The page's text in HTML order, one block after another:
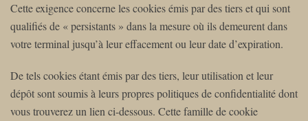
Cette exigence concerne les cookies émis par des tiers et qui sont
qualifiés de « persistants » dans la mesure où ils demeurent dans
votre terminal jusqu’à leur effacement ou leur date d’expiration.
De tels cookies étant émis par des tiers, leur utilisation et leur
dépôt sont soumis à leurs propres politiques de confidentialité dont
vous trouverez un lien ci-dessous. Cette famille de cookie